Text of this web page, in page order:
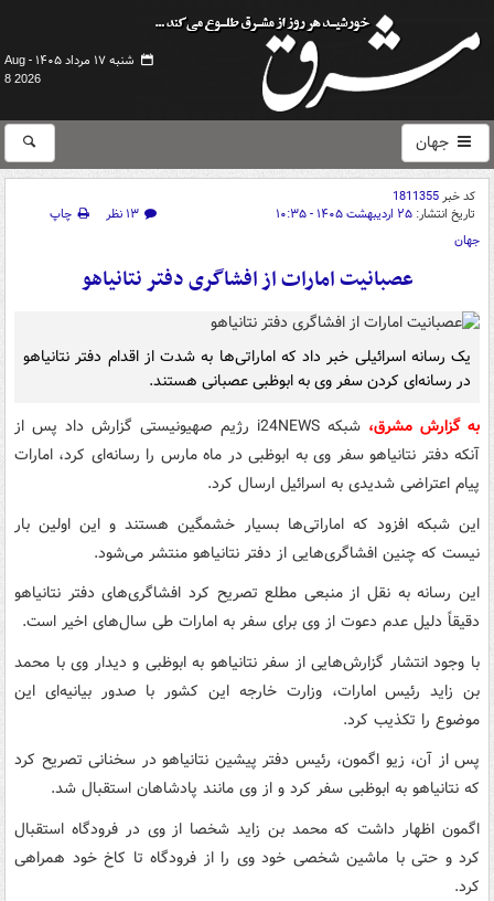
شنبه ۱۷ مرداد ۱۴۰۵ -
Aug
8 2026
جهان
کد خبر1811355
تاریخ انتشار: ۲۵ اردیبهشت ۱۴۰۵ - ۱۰:۳۵ ۱۳ نظر
چاپ
جهان
عصبانیت امارات از افشاگری دفتر نتانیاهو
یک رسانه اسرائیلی خبر داد که اماراتی‌ها به شدت از اقدام دفتر نتانیاهو
در رسانه‌ای کردن سفر وی به ابوظبی عصبانی هستند.
به گزارش مشرق،
شبکه i24NEWS رژیم صهیونیستی گزارش داد پس از
آنکه دفتر نتانیاهو سفر وی به ابوظبی در ماه مارس را رسانه‌ای کرد، امارات
پیام اعتراضی شدیدی به اسرائیل ارسال کرد.
این شبکه افزود که اماراتی‌ها بسیار خشمگین هستند و این اولین بار
نیست که چنین افشاگری‌هایی از دفتر نتانیاهو منتشر می‌شود.
این رسانه به نقل از منبعی مطلع تصریح کرد افشاگری‌های دفتر نتانیاهو
دقیقاً دلیل عدم دعوت از وی برای سفر به امارات طی سال‌های اخیر است.
با وجود انتشار گزارش‌هایی از سفر نتانیاهو به ابوظبی و دیدار وی با محمد
بن زاید رئیس امارات، وزارت خارجه این کشور با صدور بیانیه‌ای این
موضوع را تکذیب کرد.
پس از آن، زیو اگمون، رئیس دفتر پیشین نتانیاهو در سخنانی تصریح کرد
که نتانیاهو به ابوظبی سفر کرد و از وی مانند پادشاهان استقبال شد.
اگمون اظهار داشت که محمد بن زاید شخصا از وی در فرودگاه استقبال
کرد و حتی با ماشین شخصی خود وی را از فرودگاه تا کاخ خود همراهی
کرد.